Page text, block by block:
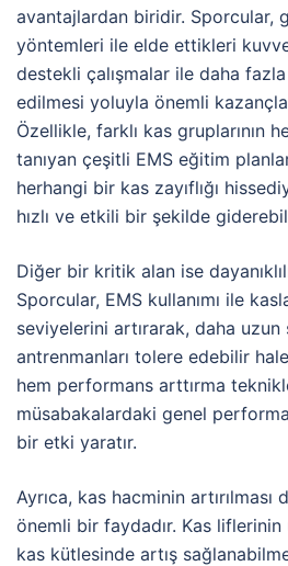
avantajlardan biridir. Sporcular,
yöntemleri ile elde ettikleri
destekli çalışmalar ile daha
edilmesi yoluyla önemli
Özellikle, farklı kas gruplarının
tanıyan çeşitli EMS eğitim
herhangi bir kas zayıflığı
hızlı ve etkili bir şekilde
Diğer bir kritik alan ise
Sporcular, EMS kullanımı ile
seviyelerini artırarak, daha
antrenmanları tolere edebilir
hem performans arttırma
müsabakalardaki genel
bir etki yaratır.
Ayrıca, kas hacminin artırılması
önemli bir faydadır. Kas liflerinin
kas kütlesinde artış